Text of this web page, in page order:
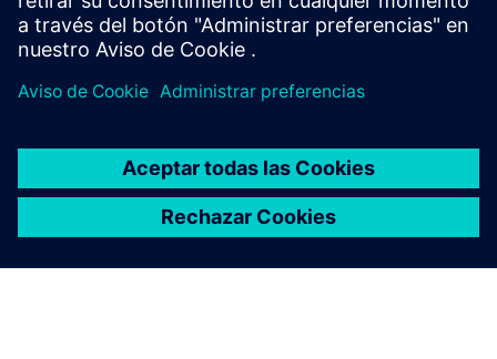
Más información